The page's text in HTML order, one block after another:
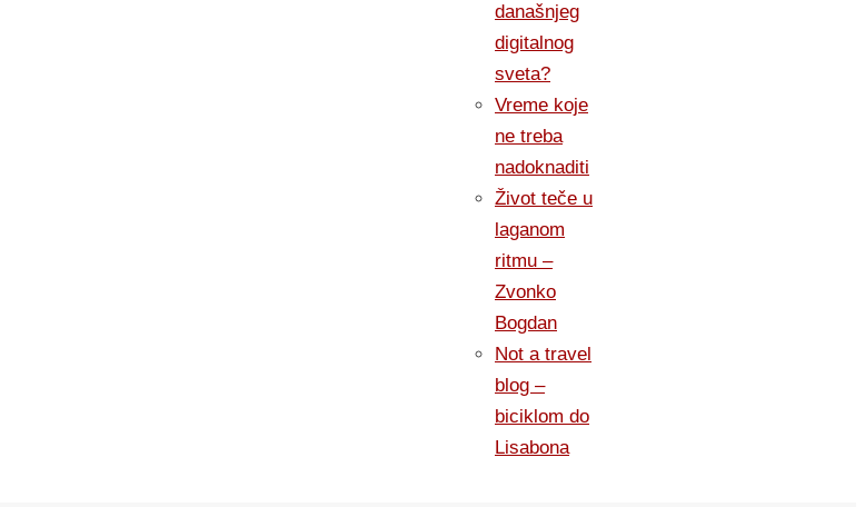
današnjeg
digitalnog
sveta?
Vreme koje
ne treba
nadoknaditi
Život teče u
laganom
ritmu –
Zvonko
Bogdan
Not a travel
blog –
biciklom do
Lisabona